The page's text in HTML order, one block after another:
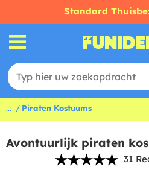
Standard
... Piraten Kostuums
Avontuurlijk piraten
31